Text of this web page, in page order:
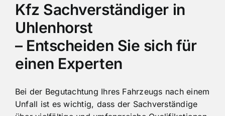
Kfz Sachverständiger in
Uhlenhorst
– Entscheiden Sie sich für
einen Experten
Bei der Begutachtung Ihres Fahrzeugs nach einem
Unfall ist es wichtig, dass der Sachverständige